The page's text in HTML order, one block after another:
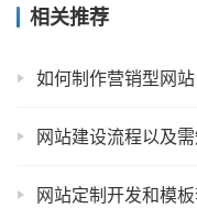
相关推荐
如何制作营销型网站
网站建设流程以及
网站定制开发和模